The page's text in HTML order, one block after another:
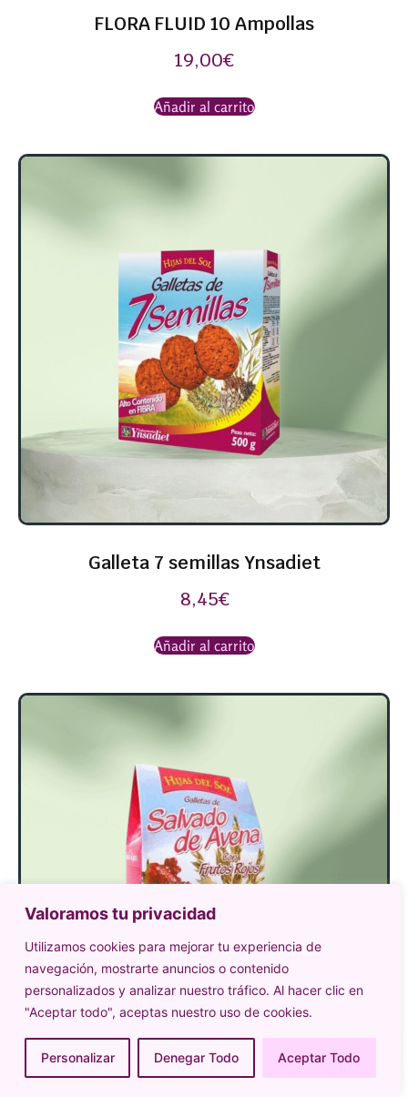
Valoramos tu privacidad
Utilizamos cookies para mejorar tu experiencia de
navegación, mostrarte anuncios o contenido
personalizados y analizar nuestro tráfico. Al hacer clic en
"Aceptar todo", aceptas nuestro uso de cookies.
Personalizar Denegar Todo Aceptar Todo
FLORA FLUID 10 Ampollas
19,00€
Añadir al carrito
Galleta 7 semillas Ynsadiet
8,45€
Añadir al carrito